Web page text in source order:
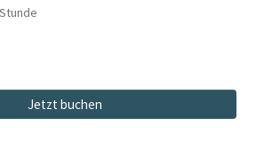
Jetzt buchen